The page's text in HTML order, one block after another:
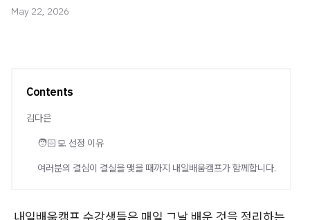
May 22, 2026
Contents
김다은
🧑🏻‍💻 선정 이유
여러분의 결심이 결실을 맺을 때까지 내일배움캠프가 함께합니다.